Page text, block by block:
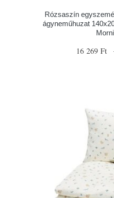
Rózsaszín
ágyneműhuzat
16 269 Ft